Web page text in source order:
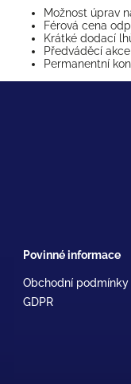
Možnost úprav
Férová cena
Krátké dodací
Předváděcí
Permanentní
Povinné informace
Obchodní podmínky
GDPR